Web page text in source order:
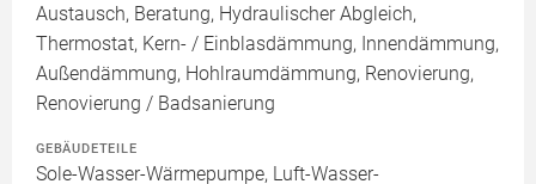
Austausch, Beratung, Hydraulischer Abgleich,
Thermostat, Kern- / Einblasdämmung, Innendämmung,
Außendämmung, Hohlraumdämmung, Renovierung,
Renovierung / Badsanierung
GEBÄUDETEILE
Sole-Wasser-Wärmepumpe, Luft-Wasser-